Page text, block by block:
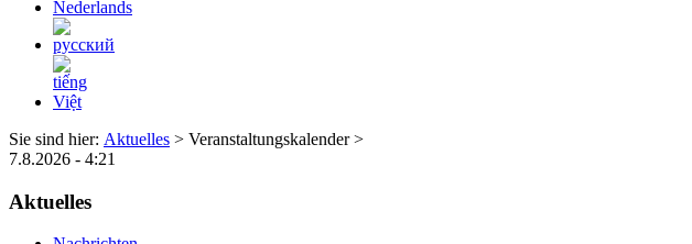
Sie sind hier: Aktuelles > Veranstaltungskalender >
7.8.2026 - 4:21
Aktuelles